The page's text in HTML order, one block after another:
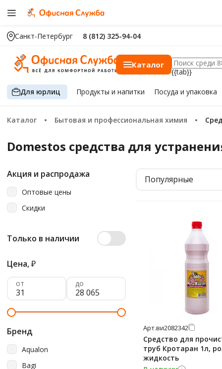
Санкт-Петербург 8 (812) 325-94-04
Каталог
{{tab}}
Для юрлиц Продуктыи напитки Посуда и упаковка
Каталог Бытовая и профессиональная химия
Domestos средства для
Акция и распродажа
Оптовые цены
Скидки
Только в наличии
Цена,₽
от до
Бренд
Aqualon
Bagi
Популярные
Арт.ви2082342
Средство для
труб Кротаран 1л,
жидкость